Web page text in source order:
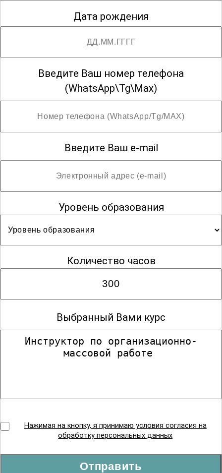
Дата рождения
Введите Ваш номер телефона
(WhatsApp\Tg\Max)
Введите Ваш e-mail
Уровень образования
Количество часов
Выбранный Вами курс
Нажимая на кнопку, я принимаю условия согласия на
обработку персональных данных
Отправить